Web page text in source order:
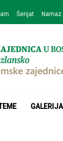
Šerijat Namaz
GALERIJA